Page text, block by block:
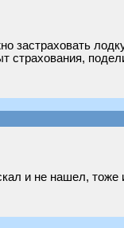
застраховать
страхования,
и не нашел, тоже